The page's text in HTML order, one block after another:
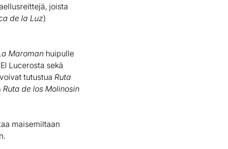
joista
de la Luz)
Maroman huipulle
Lucerosta sekä
tutustua Ruta
Ruta de los Molinosin
maisemiltaan